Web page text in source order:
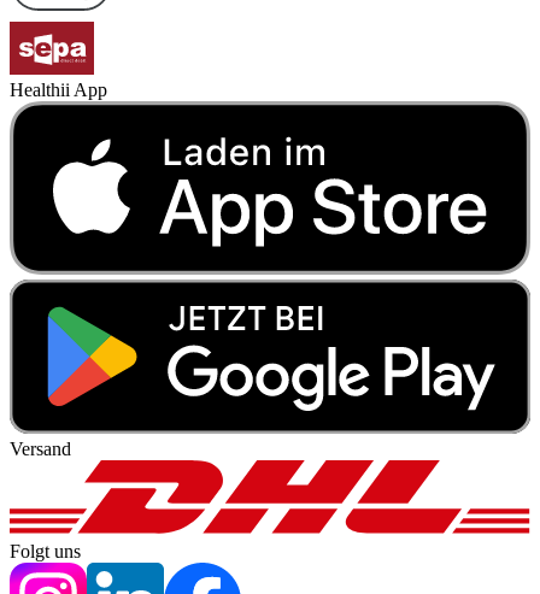
Healthii App
Versand
Folgt uns